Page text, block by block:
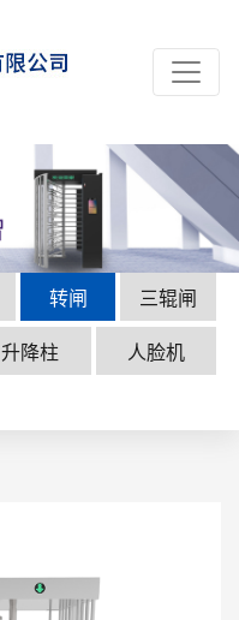
转闸
三辊闸
升降柱 人脸机